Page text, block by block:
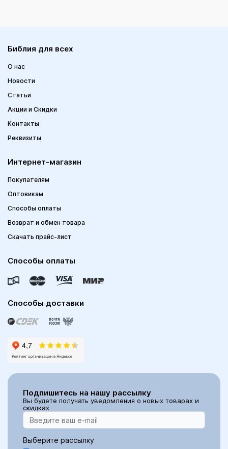
Библия для всех
О нас
Новости
Статьи
Акции и Скидки
Контакты
Реквизиты
Интернет-магазин
Покупателям
Оптовикам
Способы оплаты
Возврат и обмен товара
Скачать прайс-лист
Способы оплаты
Способы доставки
Подпишитесь на нашу рассылку
Вы будете получать уведомления о новых товарах и
скидках
Выберите рассылку